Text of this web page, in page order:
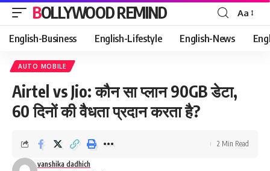
BOLLYWOOD REMIND
Font
Resizer
Aa
English-Business English-Lifestyle English-News
AUTO MOBILE
Airtel vs Jio: कौन सा प्लान 90GB डेटा,
60 दिनों की वैधता प्रदान करता है?
vanshika dadhich
2 Min Read